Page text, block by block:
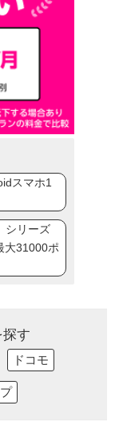
スマホ1
シリーズ
大31000ポ
す
ドコモ